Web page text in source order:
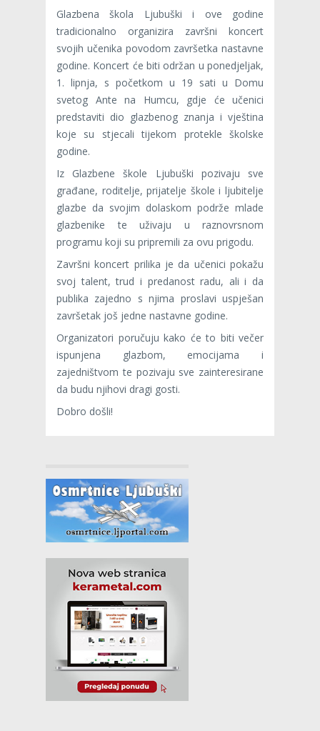
Glazbena škola Ljubuški i ove godine
tradicionalno organizira završni koncert
svojih učenika povodom završetka nastavne
godine. Koncert će biti održan u ponedjeljak,
1. lipnja, s početkom u 19 sati u Domu
svetog Ante na Humcu, gdje će učenici
predstaviti dio glazbenog znanja i vještina
koje su stjecali tijekom protekle školske
godine.
Iz Glazbene škole Ljubuški pozivaju sve
građane, roditelje, prijatelje škole i ljubitelje
glazbe da svojim dolaskom podrže mlade
glazbenike te uživaju u raznovrsnom
programu koji su pripremili za ovu prigodu.
Završni koncert prilika je da učenici pokažu
svoj talent, trud i predanost radu, ali i da
publika zajedno s njima proslavi uspješan
završetak još jedne nastavne godine.
Organizatori poručuju kako će to biti večer
ispunjena glazbom, emocijama i
zajedništvom te pozivaju sve zainteresirane
da budu njihovi dragi gosti.
Dobro došli!